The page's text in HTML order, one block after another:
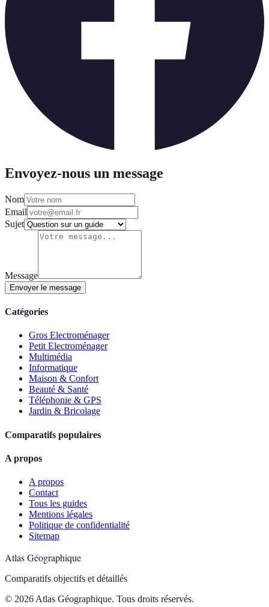
Envoyez-nous un message
Nom
Email
Sujet
Message
Envoyer le message
Catégories
Gros Electroménager
Petit Electroménager
Multimédia
Informatique
Maison & Confort
Beauté & Santé
Téléphonie & GPS
Jardin & Bricolage
Comparatifs populaires
A propos
A propos
Contact
Tous les guides
Mentions légales
Politique de confidentialité
Sitemap
Atlas Géographique
Comparatifs objectifs et détaillés
© 2026 Atlas Géographique. Tous droits réservés.